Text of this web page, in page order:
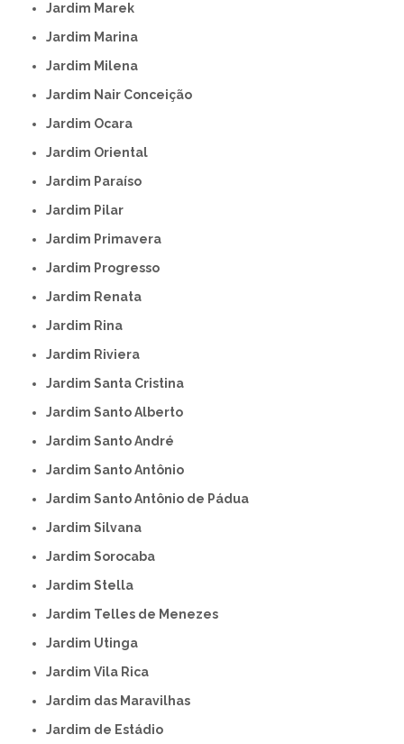
Jardim Marek
Jardim Marina
Jardim Milena
Jardim Nair Conceição
Jardim Ocara
Jardim Oriental
Jardim Paraíso
Jardim Pilar
Jardim Primavera
Jardim Progresso
Jardim Renata
Jardim Rina
Jardim Riviera
Jardim Santa Cristina
Jardim Santo Alberto
Jardim Santo André
Jardim Santo Antônio
Jardim Santo Antônio de Pádua
Jardim Silvana
Jardim Sorocaba
Jardim Stella
Jardim Telles de Menezes
Jardim Utinga
Jardim Vila Rica
Jardim das Maravilhas
Jardim de Estádio